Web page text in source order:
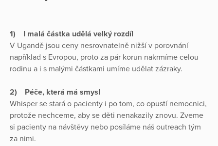
1)
I malá částka udělá velký rozdíl
V Ugandě jsou ceny nesrovnatelně nižší v porovnání
například s Evropou, proto za pár korun nakrmíme celou
rodinu a i s malými částkami umíme udělat zázraky.
2)
Péče, která má smysl
Whisper se stará o pacienty i po tom, co opustí nemocnici,
protože nechceme, aby se děti nenakazily znovu. Zveme
si pacienty na návštěvy nebo posíláme náš outreach tým
za nimi.